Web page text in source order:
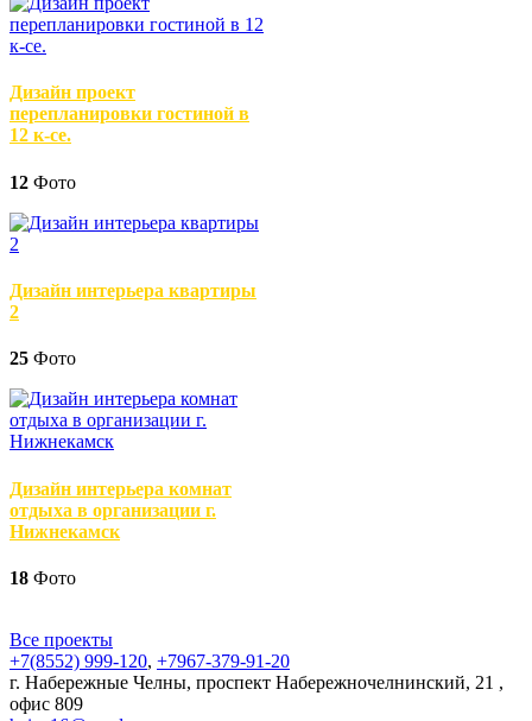
Дизайн проект
перепланировки гостиной в
12 к-се.
12 Фото
Дизайн интерьера квартиры
2
25 Фото
Дизайн интерьера комнат
отдыха в организации г.
Нижнекамск
18 Фото
Все проекты
+7(8552) 999-120, +7967-379-91-20
г. Набережные Челны, проспект Набережночелнинский, 21 ,
офис 809